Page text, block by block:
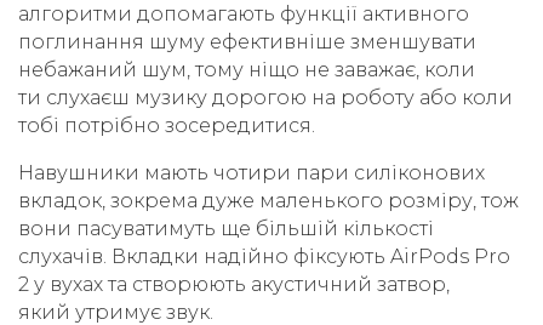
алгоритми допомагають функції активного
поглинання шуму ефективніше зменшувати
небажаний шум, тому ніщо не заважає, коли
ти слухаєш музику дорогою на роботу або коли
тобі потрібно зосередитися.
Навушники мають чотири пари силіконових
вкладок, зокрема дуже маленького розміру, тож
вони пасуватимуть ще більшій кількості
слухачів. Вкладки надійно фіксують AirPods Pro
2 у вухах та створюють акустичний затвор,
який утримує звук.